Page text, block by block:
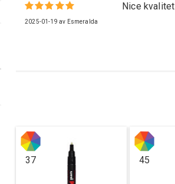
2025-01-19 av Esmeralda
Nice
37 45